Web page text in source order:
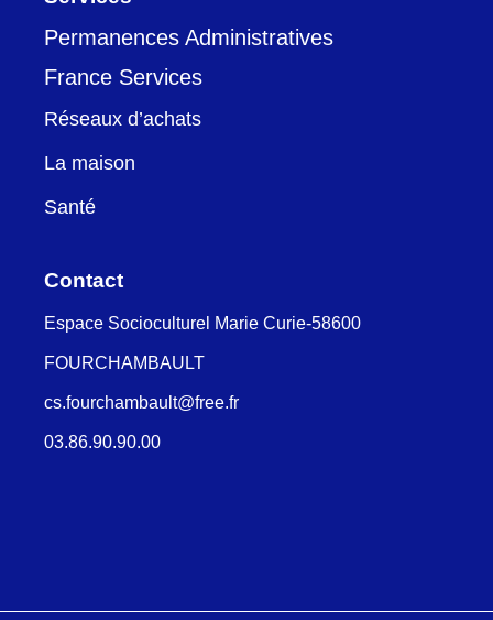
Permanences Administratives
France Services
Réseaux d’achats
La maison
Santé
Contact
Espace Socioculturel Marie Curie-58600
FOURCHAMBAULT
cs.fourchambault@free.fr
03.86.90.90.00